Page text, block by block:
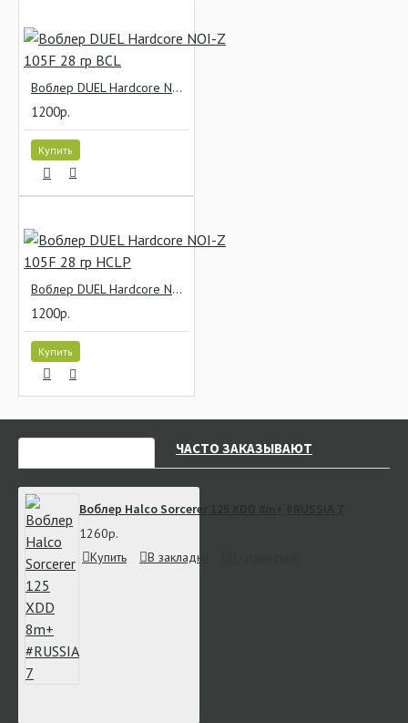
Воблер DUEL Hardcore NOI-Z 105F 28 гр BCL
1200р.
Купить
Воблер DUEL Hardcore NOI-Z 105F 28 гр HCLP
1200р.
Купить
ЧАСТО ЗАКАЗЫВАЮТ
Воблер Halco Sorcerer 125 XDD 8m+ #RUSSIA 7
1260р.
Купить
В закладки